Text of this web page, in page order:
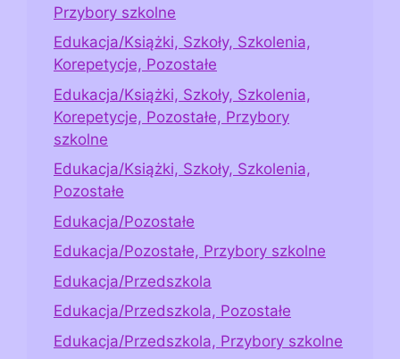
Przybory szkolne
Edukacja/Książki, Szkoły, Szkolenia,
Korepetycje, Pozostałe
Edukacja/Książki, Szkoły, Szkolenia,
Korepetycje, Pozostałe, Przybory
szkolne
Edukacja/Książki, Szkoły, Szkolenia,
Pozostałe
Edukacja/Pozostałe
Edukacja/Pozostałe, Przybory szkolne
Edukacja/Przedszkola
Edukacja/Przedszkola, Pozostałe
Edukacja/Przedszkola, Przybory szkolne